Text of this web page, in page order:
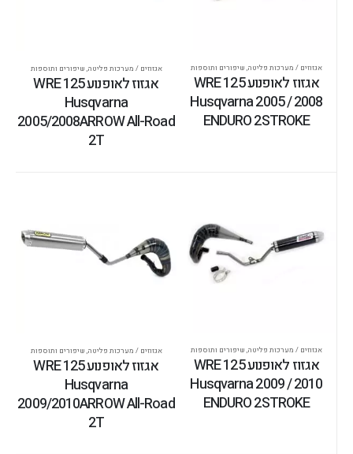
אגזוזים / מערכות פליטה, שיפורים ותוספות
אגזוז לאופנוע WRE 125
Husqvarna 2005 / 2008
ENDURO 2STROKE
אגזוזים / מערכות פליטה, שיפורים ותוספות
אגזוז לאופנוע WRE 125
Husqvarna
2005/2008ARROW All-Road
2T
אגזוזים / מערכות פליטה, שיפורים ותוספות
אגזוז לאופנוע WRE 125
Husqvarna 2009 / 2010
ENDURO 2STROKE
אגזוזים / מערכות פליטה, שיפורים ותוספות
אגזוז לאופנוע WRE 125
Husqvarna
2009/2010ARROW All-Road
2T